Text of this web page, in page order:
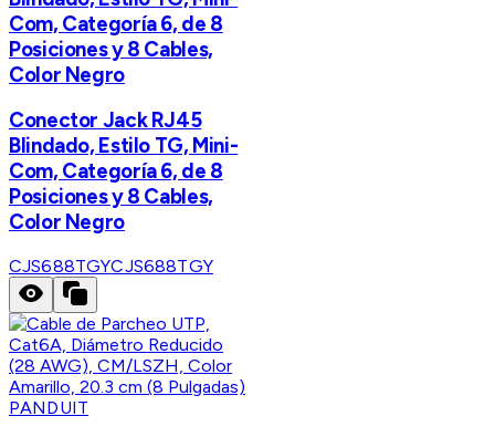
Com, Categoría 6, de 8
Posiciones y 8 Cables,
Color Negro
Conector Jack RJ45
Blindado, Estilo TG, Mini-
Com, Categoría 6, de 8
Posiciones y 8 Cables,
Color Negro
CJS688TGYCJS688TGY
PANDUIT